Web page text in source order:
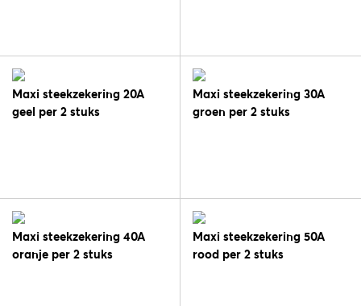
Maxi steekzekering 20A
geel per 2 stuks
Maxi steekzekering 30A
groen per 2 stuks
Maxi steekzekering 40A
oranje per 2 stuks
Maxi steekzekering 50A
rood per 2 stuks